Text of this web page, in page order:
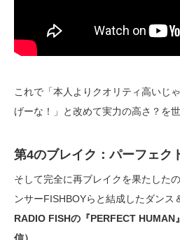
これで「本人よりクオリティ高いじ
げーな！」と改めて実力の高さ？を
第4のブレイク：パーフェク
そして完全に再ブレイクを果たした
ンサーFISHBOYらと結成したダンス
RADIO FISHの『PERFECT HUMAN
信）。